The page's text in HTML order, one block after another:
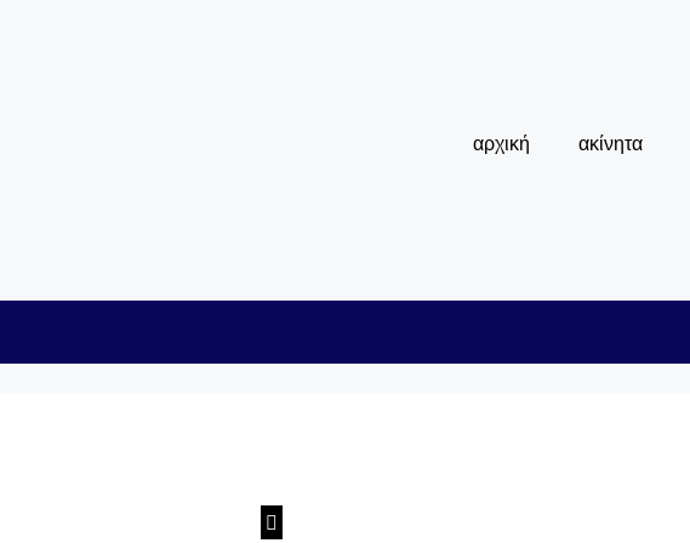
αρχική ακίνητα